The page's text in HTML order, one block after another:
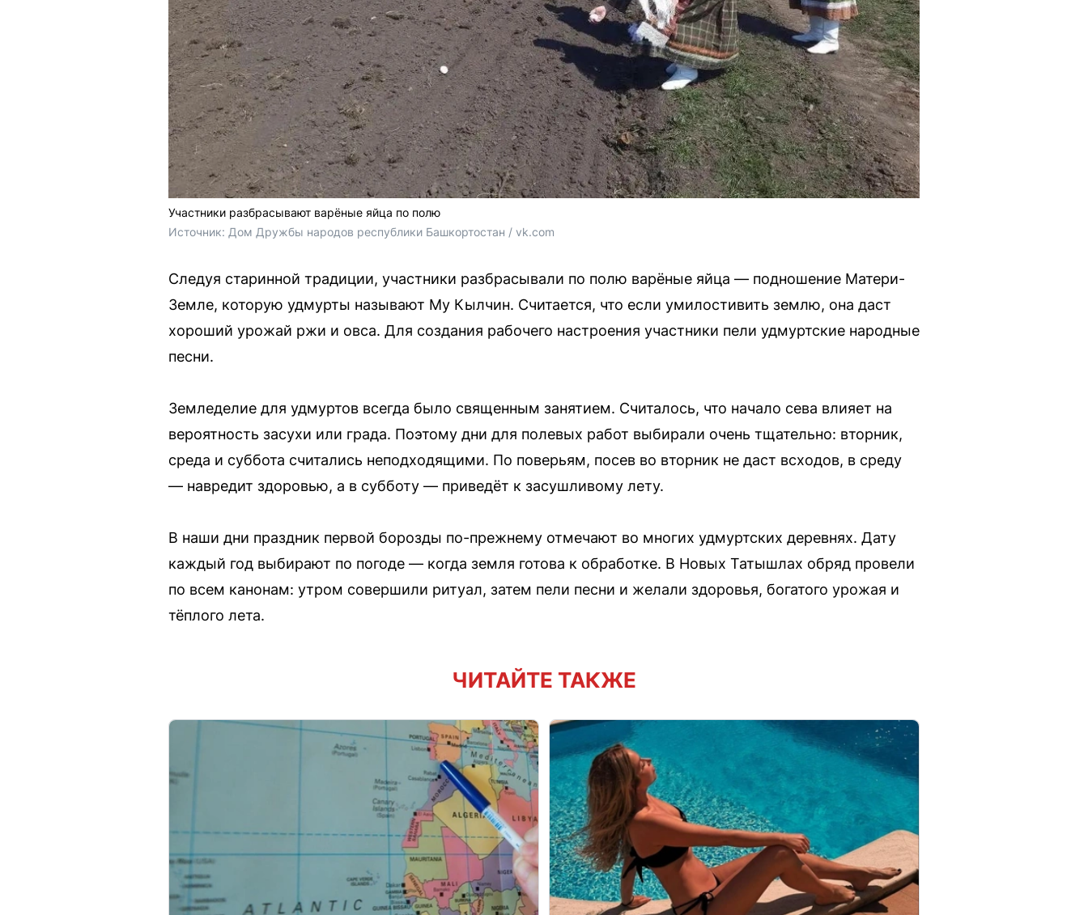
Участники разбрасывают варёные яйца по полю
Источник: Дом Дружбы народов республики Башкортостан / vk.com
Следуя старинной традиции, участники разбрасывали по полю варёные яйца — подношение Матери-
Земле, которую удмурты называют Му Кылчин. Считается, что если умилостивить землю, она даст
хороший урожай ржи и овса. Для создания рабочего настроения участники пели удмуртские народные
песни.
Земледелие для удмуртов всегда было священным занятием. Считалось, что начало сева влияет на
вероятность засухи или града. Поэтому дни для полевых работ выбирали очень тщательно: вторник,
среда и суббота считались неподходящими. По поверьям, посев во вторник не даст всходов, в среду
— навредит здоровью, а в субботу — приведёт к засушливому лету.
В наши дни праздник первой борозды по-прежнему отмечают во многих удмуртских деревнях. Дату
каждый год выбирают по погоде — когда земля готова к обработке. В Новых Татышлах обряд провели
по всем канонам: утром совершили ритуал, затем пели песни и желали здоровья, богатого урожая и
тёплого лета.
ЧИТАЙТЕ ТАКЖЕ